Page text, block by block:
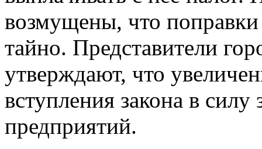
возмущены, что поправки
тайно. Представители
утверждают, что
вступления закона в
предприятий.